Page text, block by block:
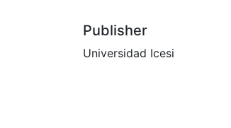
Publisher
Universidad Icesi